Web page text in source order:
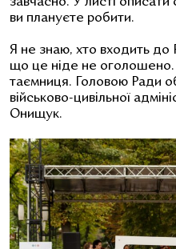
ви плануєте робити.
Я не знаю, хто входить до
що це ніде не оголошено.
таємниця. Головою Ради
військово-цивільної
Онищук.